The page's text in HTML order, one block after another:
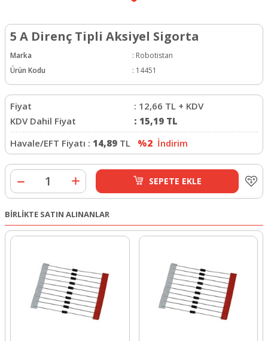
5 A Direnç Tipli Aksiyel Sigorta
Marka : Robotistan
Ürün Kodu
: 14451
Fiyat : 12,66 TL + KDV
KDV Dahil Fiyat
: 15,19 TL
Havale/EFT Fiyatı : 14,89 TL %2 İndirim
SEPETE EKLE
BİRLİKTE SATIN ALINANLAR